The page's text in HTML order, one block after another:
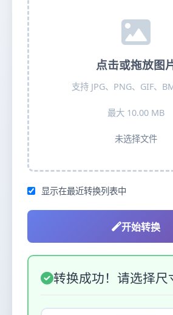
点击或拖放图
支持 JPG、PNG、GIF、
最大 10.00 MB
未选择文件
显示在最近转换列表中
开始转换
转换成功！请选择尺